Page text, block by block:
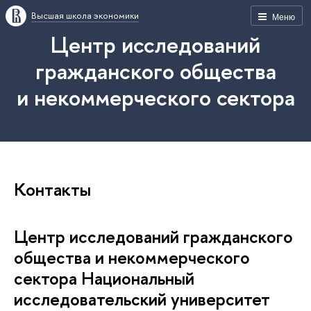
Меню
Высшая школа экономики
Центр исследований
гражданского общества
и некоммерческого сектора
Контакты
Центр исследований гражданского
общества и некоммерческого
сектора Национальный
исследовательский университет